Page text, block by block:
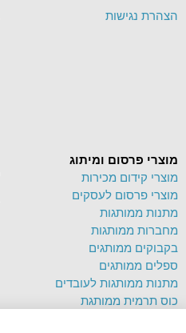
מוצרי פרסום ומיתוג
מוצרי קידום מכירות
מוצרי פרסום לעסקים
מתנות ממותגות
מחברות ממותגות
בקבוקים ממותגים
ספלים ממותגים
מתנות ממותגות לעובדים
כוס תרמית ממותגת
הצהרת נגישות